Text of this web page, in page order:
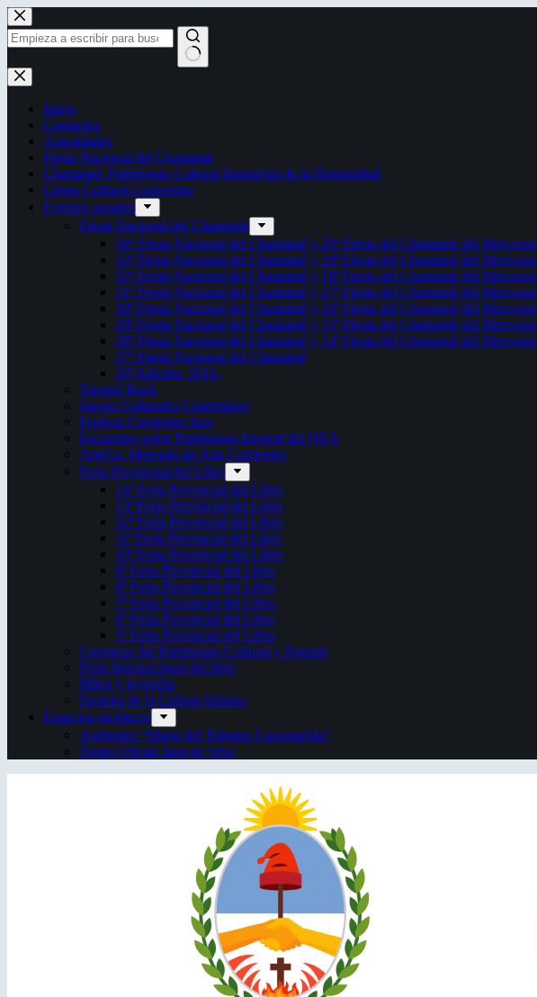
Saltar
al
contenido
Sin
resultados
Inicio
Contactos
Autoridades
Fiesta Nacional del Chamamé
Chamamé: Patrimonio Cultural Inmaterial de la Humanidad
Censo Cultural Correntino
Eventos anuales
Fiesta Nacional del Chamamé
34ª Fiesta Nacional del Chamamé y 20ª Fiesta del Chamamé del Mercosur
33ª Fiesta Nacional del Chamamé y 19ª Fiesta del Chamamé del Mercosur
32ª Fiesta Nacional del Chamamé y 18ª Fiesta del Chamamé del Mercosur
31ª Fiesta Nacional del Chamamé y 17ª Fiesta del Chamamé del Mercosur
30ª Fiesta Nacional del Chamamé y 16ª Fiesta del Chamamé del Mercosur
29ª Fiesta Nacional del Chamamé y 15ª Fiesta del Chamamé del Mercosur
28ª Fiesta Nacional del Chamamé y 14ª Fiesta del Chamamé del Mercosur
27ª Fiesta Nacional del Chamamé
26ª Edición. 2016.
Taragüi Rock
Juegos Culturales Correntinos
Festival Corrientes Jazz
Encuentro sobre Patrimonio Integral del NEA
ArteCo. Mercado de Arte Corrientes
Feria Provincial del Libro
14ª Feria Provincial del Libro
13ª Feria Provincial del Libro
12ª Feria Provincial del Libro
11ª Feria Provincial del Libro
10ª Feria Provincial del Libro
9ª Feria Provincial del Libro
8ª Feria Provincial del Libro
7ª Feria Provincial del Libro
6ª Feria Provincial del Libro
5ª Feria Provincial del Libro
Congreso del Patrimonio Cultural y Natural
Feria Internacional del libro
Mitos y leyendas
Semana de la Cultura Italiana
Espacios escénicos
Anfiteatro “Mario del Tránsito Cocomarola”
Teatro Oficial Juan de Vera